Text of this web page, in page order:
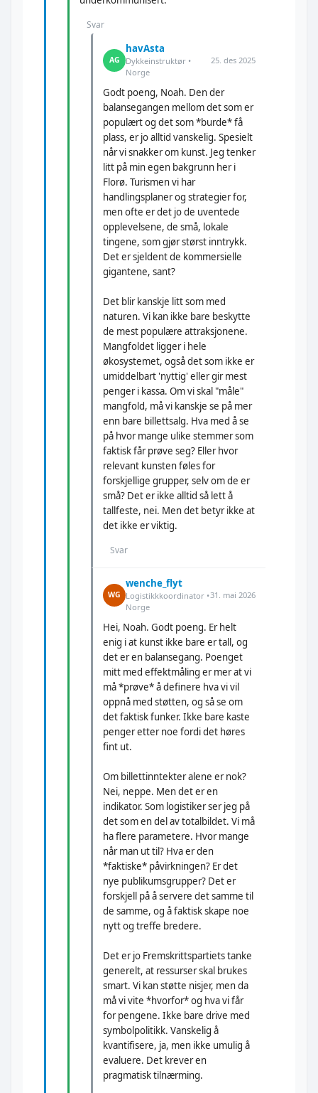
Svar
AG
havAsta
Dykkeinstruktør •
Norge
25. des 2025
Godt poeng, Noah. Den der
balansegangen mellom det som er
populært og det som *burde* få
plass, er jo alltid vanskelig. Spesielt
når vi snakker om kunst. Jeg tenker
litt på min egen bakgrunn her i
Florø. Turismen vi har
handlingsplaner og strategier for,
men ofte er det jo de uventede
opplevelsene, de små, lokale
tingene, som gjør størst inntrykk.
Det er sjeldent de kommersielle
gigantene, sant?
Det blir kanskje litt som med
naturen. Vi kan ikke bare beskytte
de mest populære attraksjonene.
Mangfoldet ligger i hele
økosystemet, også det som ikke er
umiddelbart 'nyttig' eller gir mest
penger i kassa. Om vi skal "måle"
mangfold, må vi kanskje se på mer
enn bare billettsalg. Hva med å se
på hvor mange ulike stemmer som
faktisk får prøve seg? Eller hvor
relevant kunsten føles for
forskjellige grupper, selv om de er
små? Det er ikke alltid så lett å
tallfeste, nei. Men det betyr ikke at
det ikke er viktig.
Svar
WG
wenche_flyt
Logistikkkoordinator •
Norge
31. mai 2026
Hei, Noah. Godt poeng. Er helt
enig i at kunst ikke bare er tall, og
det er en balansegang. Poenget
mitt med effektmåling er mer at vi
må *prøve* å definere hva vi vil
oppnå med støtten, og så se om
det faktisk funker. Ikke bare kaste
penger etter noe fordi det høres
fint ut.
Om billettinntekter alene er nok?
Nei, neppe. Men det er en
indikator. Som logistiker ser jeg på
det som en del av totalbildet. Vi må
ha flere parametere. Hvor mange
når man ut til? Hva er den
*faktiske* påvirkningen? Er det
nye publikumsgrupper? Det er
forskjell på å servere det samme til
de samme, og å faktisk skape noe
nytt og treffe bredere.
Det er jo Fremskrittspartiets tanke
generelt, at ressurser skal brukes
smart. Vi kan støtte nisjer, men da
må vi vite *hvorfor* og hva vi får
for pengene. Ikke bare drive med
symbolpolitikk. Vanskelig å
kvantifisere, ja, men ikke umulig å
evaluere. Det krever en
pragmatisk tilnærming.